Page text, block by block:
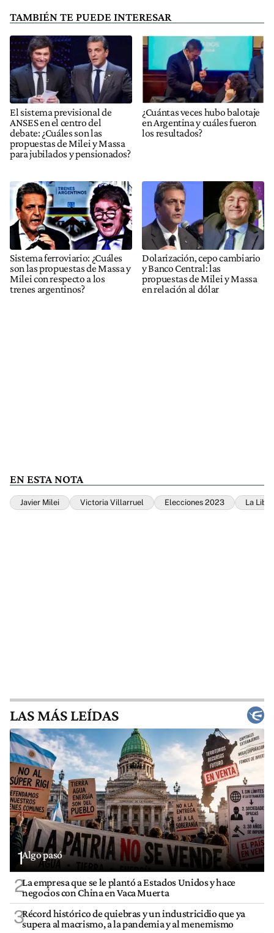
TAMBIÉN TE PUEDE INTERESAR
El sistema previsional de
ANSES en el centro del
debate: ¿Cuáles son las
propuestas de Milei y Massa
para jubilados y pensionados?
¿Cuántas veces hubo balotaje
en Argentina y cuáles fueron
los resultados?
Sistema ferroviario: ¿Cuáles
son las propuestas de Massa y
Milei con respecto a los
trenes argentinos?
Dolarización, cepo cambiario
y Banco Central: las
propuestas de Milei y Massa
en relación al dólar
EN ESTA NOTA
Javier Milei Victoria Villarruel Elecciones 2023 La
LAS MÁS LEÍDAS
1Algo pasó
2La empresa que se le plantó a Estados Unidos y hace
negocios con China en Vaca Muerta
3Récord histórico de quiebras y un industricidio que ya
supera al macrismo, a la pandemia y al menemismo